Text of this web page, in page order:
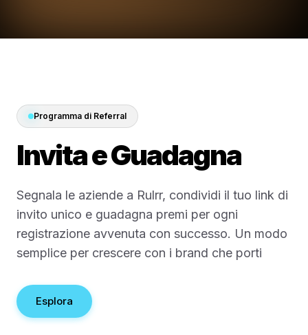
media.
La maggior parte delle aziende spende
per pagare qualcuno che gestisca il
Rulrr mantiene la piattaforma semplice così
denaro va in annunci reali.
Inizia 30 Giorni Gratis
Programma di Referral
Invita e Guadagna
Segnala le aziende a Rulrr, condividi il tuo link di
invito unico e guadagna premi per ogni
registrazione avvenuta con successo. Un modo
semplice per crescere con i brand che porti
Esplora